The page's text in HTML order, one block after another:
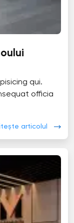
qui.
officia
articolul